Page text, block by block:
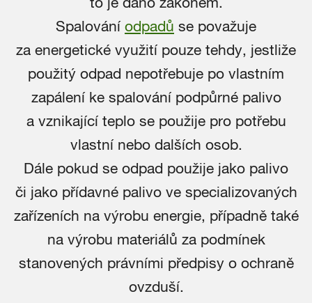
Spalování odpadů se považuje
za energetické využití pouze tehdy, jestliže
použitý odpad nepotřebuje po vlastním
zapálení ke spalování podpůrné palivo
a vznikající teplo se použije pro potřebu
vlastní nebo dalších osob.
Dále pokud se odpad použije jako palivo
či jako přídavné palivo ve specializovaných
zařízeních na výrobu energie, případně také
na výrobu materiálů za podmínek
stanovených právními předpisy o ochraně
ovzduší.